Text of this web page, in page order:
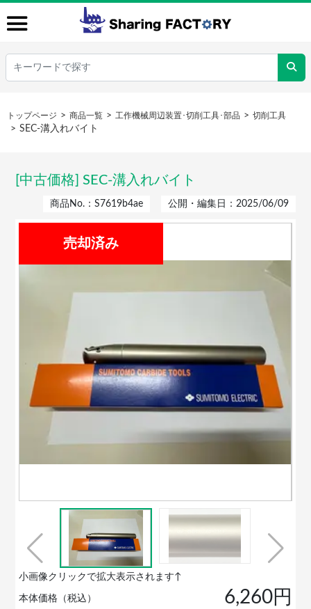
トップページ 商品一覧 工作機械周辺装置･切削工具･部品 切削工具
SEC-溝入れバイト
[中古価格] SEC-溝入れバイト
商品No.：S7619b4ae 公開・編集日：2025/06/09
売却済み
小画像クリックで拡大表示されます↑
本体価格（税込） 6,260円